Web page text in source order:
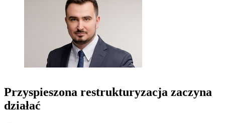
Przyspieszona restrukturyzacja zaczyna
działać